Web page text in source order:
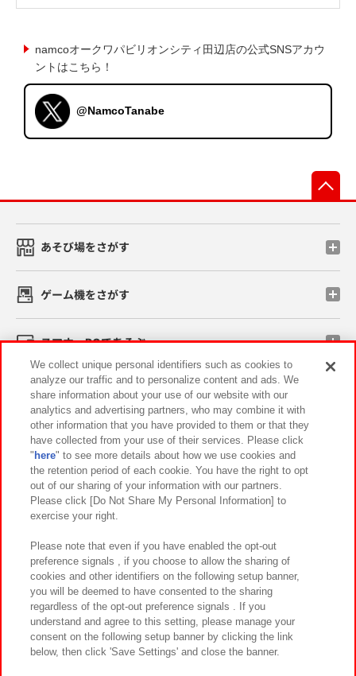
namcoオークワパビリオンシティ田辺店の公式SNSアカウ
ントはこちら！
@NamcoTanabe
あそび場をさがす
ゲーム機をさがす
スマホ・PCであそぶ
イベント・キャンペーン
関連会社 サステナビリティ サイトポリシー
プライバシーポリシー ウェブアクセシビリティ方針と検証結果
お取引先さまとともに
カスタマーハラスメント対応方針 よくあるご質問・お問い合わせ
©Bandai Namco Amusement Inc.
We collect unique personal identifiers such as cookies to
analyze our traffic and to personalize content and ads. We
share information about your use of our website with our
analytics and advertising partners, who may combine it with
other information that you have provided to them or that they
have collected from your use of their services. Please click
" here" to see more details about how we use cookies and
the retention period of each cookie. You have the right to opt
out of our sharing of your information with our partners.
Please click [Do Not Share My Personal Information] to
exercise your right.
Please note that even if you have enabled the opt-out
preference signals , if you choose to allow the sharing of
cookies and other identifiers on the following setup banner,
you will be deemed to have consented to the sharing
regardless of the opt-out preference signals . If you
understand and agree to this setting, please manage your
consent on the following setup banner by clicking the link
below, then click 'Save Settings' and close the banner.